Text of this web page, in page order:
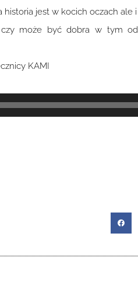
historia jest w kocich oczach ale
może być dobra w tym
KAMI